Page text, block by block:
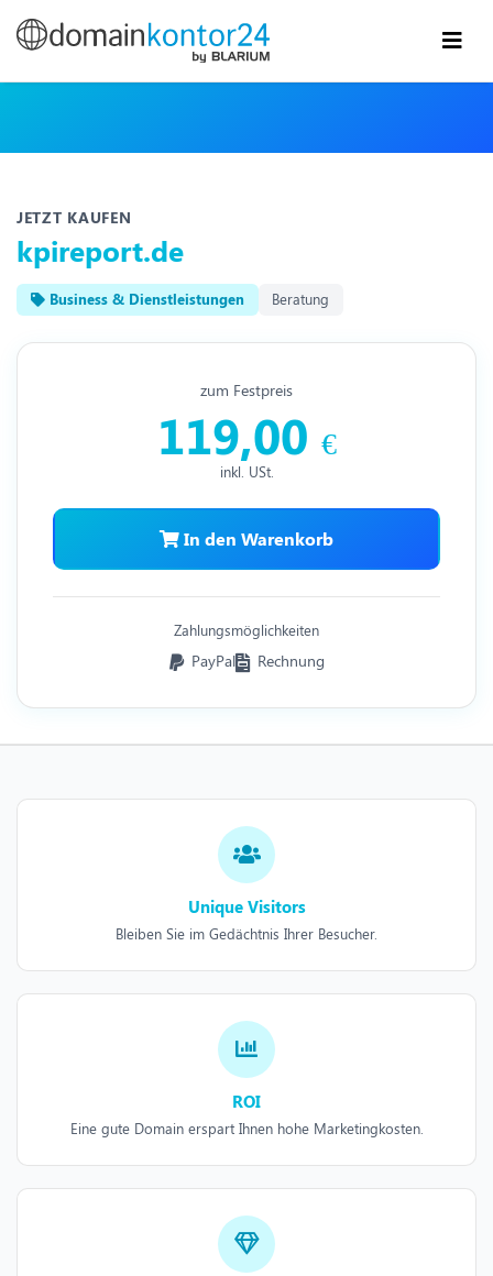
JETZT KAUFEN
kpireport.de
Business & Dienstleistungen Beratung
zum Festpreis
119,00 €
inkl. USt.
In den Warenkorb
Zahlungsmöglichkeiten
PayPal Rechnung
Unique Visitors
Bleiben Sie im Gedächtnis Ihrer Besucher.
ROI
Eine gute Domain erspart Ihnen hohe Marketingkosten.